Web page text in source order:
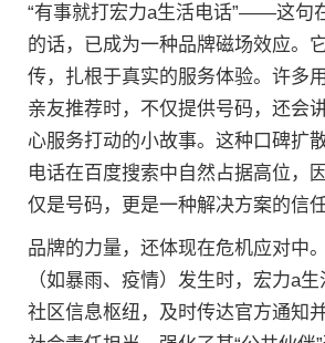
“有事就打宏力a生活电话”——这句
的话，已成为一种品牌磁场效应。
传，扎根于真实的服务体验。许多
亲友推荐时，不仅提供号码，还会
心服务打动的小故事。这种口碑扩
电话在百度搜索中自然占据高位，
仅是号码，更是一种解决方案的信任
品牌的力量，还体现在危机应对中
（如暴雨、疫情）发生时，宏力a
社区信息枢纽，及时传达官方通知